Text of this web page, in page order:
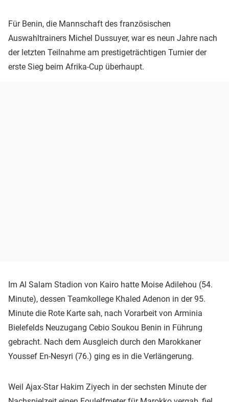
Für Benin, die Mannschaft des französischen
Auswahltrainers Michel Dussuyer, war es neun Jahre nach
der letzten Teilnahme am prestigeträchtigen Turnier der
erste Sieg beim Afrika-Cup überhaupt.
Im Al Salam Stadion von Kairo hatte Moise Adilehou (54.
Minute), dessen Teamkollege Khaled Adenon in der 95.
Minute die Rote Karte sah, nach Vorarbeit von Arminia
Bielefelds Neuzugang Cebio Soukou Benin in Führung
gebracht. Nach dem Ausgleich durch den Marokkaner
Youssef En-Nesyri (76.) ging es in die Verlängerung.
Weil Ajax-Star Hakim Ziyech in der sechsten Minute der